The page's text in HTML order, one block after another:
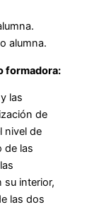
alumna.
formadora:
las
de
nivel de
de las
su interior,
las dos